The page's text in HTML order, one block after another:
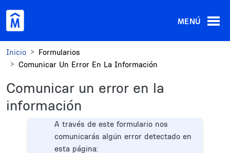
MENÚ
Inicio
Formularios
Comunicar Un Error En La Información
Comunicar un error en la
información
A través de este formulario nos
comunicarás algún error detectado en
esta página: